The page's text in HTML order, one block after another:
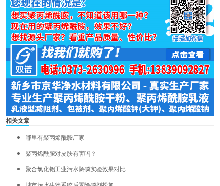
相关文章
哪里有聚丙烯酰胺厂家
聚丙烯酰胺对皮肤有害吗？
聚合氯化铝工业污水除磷实验效果对比
城市污水生物系统后置除磷剂投加